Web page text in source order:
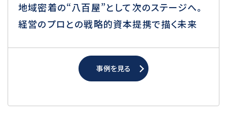
地域密着の“八百屋”として次のステージへ。
経営のプロとの戦略的資本提携で描く未来
事例を見る